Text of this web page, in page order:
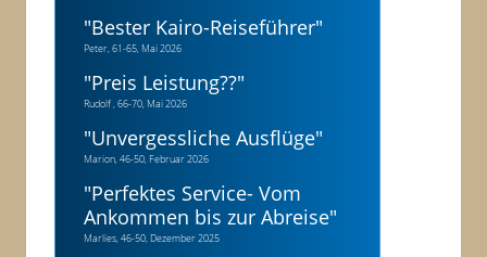
"Bester Kairo-Reiseführer"
Peter, 61-65, Mai 2026
"Preis Leistung??"
Rudolf , 66-70, Mai 2026
"Unvergessliche Ausflüge"
Marion, 46-50, Februar 2026
"Perfektes Service- Vom
Ankommen bis zur Abreise"
Marlies, 46-50, Dezember 2025